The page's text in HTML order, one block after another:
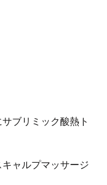
ブリミック酸熱ト
ャルプマッサージ